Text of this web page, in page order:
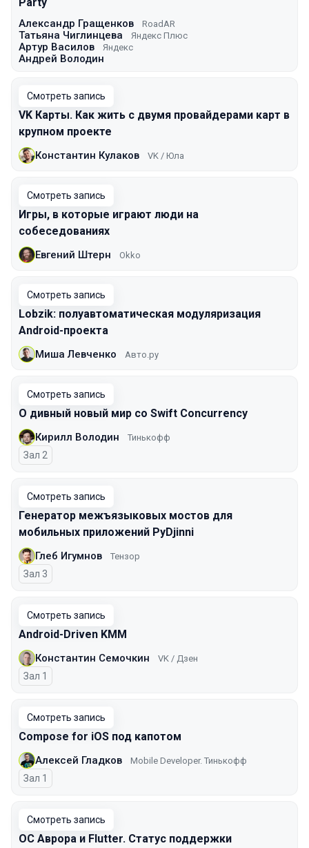
Александр Гращенков RoadAR
Татьяна Чиглинцева Яндекс Плюс
Артур Василов Яндекс
Андрей Володин
Смотреть запись
VK Карты. Как жить с двумя провайдерами карт в
крупном проекте
Константин Кулаков VK / Юла
Смотреть запись
Игры, в которые играют люди на
собеседованиях
Евгений Штерн Okko
Смотреть запись
Lobzik: полуавтоматическая модуляризация
Android-проекта
Миша Левченко Авто.ру
Смотреть запись
О дивный новый мир со Swift Concurrency
Кирилл Володин Тинькофф
Зал 2
Смотреть запись
Генератор межъязыковых мостов для
мобильных приложений PyDjinni
Глеб Игумнов Тензор
Зал 3
Смотреть запись
Android-Driven KMM
Константин Семочкин VK / Дзен
Зал 1
Смотреть запись
Compose for iOS под капотом
Алексей Гладков Mobile Developer. Тинькофф
Зал 1
Смотреть запись
ОС Аврора и Flutter. Статус поддержки